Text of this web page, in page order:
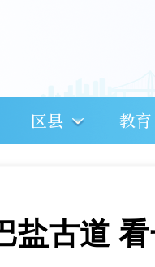
区县 教育
盐古道